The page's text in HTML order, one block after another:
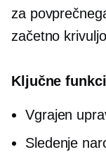
za
začetno
Ključne
Vgrajen
Sledenje